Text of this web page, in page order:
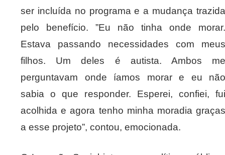
ser incluída no programa e a mudança trazida
pelo benefício. ”Eu não tinha onde morar.
Estava passando necessidades com meus
filhos. Um deles é autista. Ambos me
perguntavam onde íamos morar e eu não
sabia o que responder. Esperei, confiei, fui
acolhida e agora tenho minha moradia graças
a esse projeto”, contou, emocionada.